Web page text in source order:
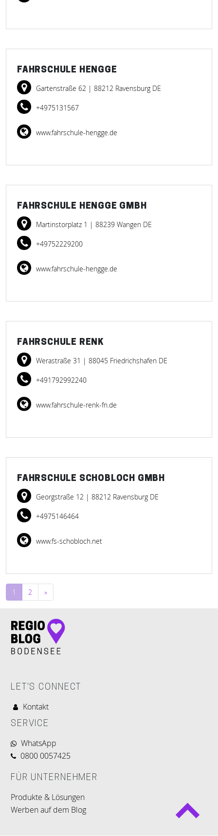
FAHRSCHULE HENGGE
Gartenstraße 62 | 88212 Ravensburg DE
+4975131567
www.fahrschule-hengge.de
FAHRSCHULE HENGGE GMBH
Martinstorplatz 1 | 88239 Wangen DE
+49752229200
www.fahrschule-hengge.de
FAHRSCHULE RENK
Werastraße 31 | 88045 Friedrichshafen DE
+491792992240
www.fahrschule-renk-fn.de
FAHRSCHULE SCHOBLOCH GMBH
Georgstraße 12 | 88212 Ravensburg DE
+4975146464
www.fs-schobloch.net
Beitragsnavigation
1 2 »
LET'S CONNECT
Kontakt
SERVICE
WhatsApp
0800 0057425
FÜR UNTERNEHMER
Produkte & Lösungen
Werben auf dem Blog